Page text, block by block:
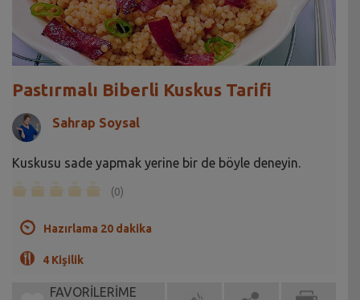
Pastırmalı Biberli Kuskus Tarifi
Sahrap Soysal
Kuskusu sade yapmak yerine bir de böyle deneyin.
(0)
Hazırlama 20 dakika
4 Kişilik
FAVORİLERİME